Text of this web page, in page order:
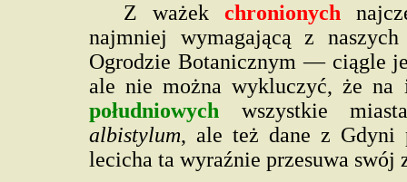
Z ważekchronionych
najmniej wymagającą z
Ogrodzie Botanicznym — ciągle
ale nie można wykluczyć, że na
południowych wszystkie
albistylum, ale też dane z Gdyni
lecicha ta wyraźnie przesuwa swój